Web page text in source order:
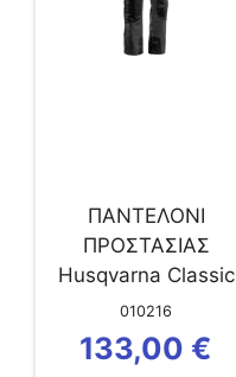
ΠΑΝΤΕΛΟΝΙ
ΠΡΟΣΤΑΣΙΑΣ
Husqvarna Classic
No 54
010216
133,00 €